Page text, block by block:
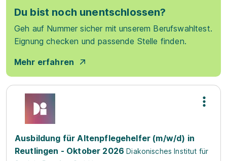
Du bist noch unentschlossen?
Geh auf Nummer sicher mit unserem Berufswahltest.
Eignung checken und passende Stelle finden.
Mehr erfahren
Ausbildung für Altenpflegehelfer (m/w/d) in
Reutlingen - Oktober 2026 Diakonisches Institut für